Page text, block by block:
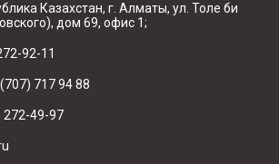
Казахстан, г. Алматы, ул. Толе би
дом 69, офис 1;
92-11
717 94 88
272-49-97